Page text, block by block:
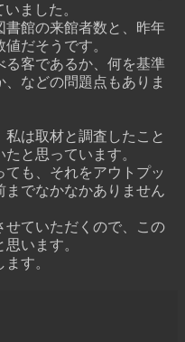
ました。
書館の来館者数と、昨年
だそうです。
る客であるか、何を基準
などの問題点もありま
は取材と調査したこと
と思っています。
も、それをアウトプッ
までなかなかありません
せていただくので、この
います。
す。